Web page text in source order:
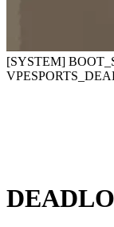
[SYSTEM]
DEAD